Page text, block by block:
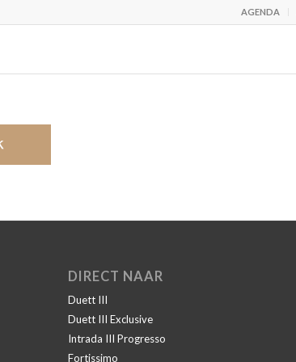
AGENDA
DIRECT NAAR
Duett III
Duett III Exclusive
Intrada III Progresso
Fortissimo